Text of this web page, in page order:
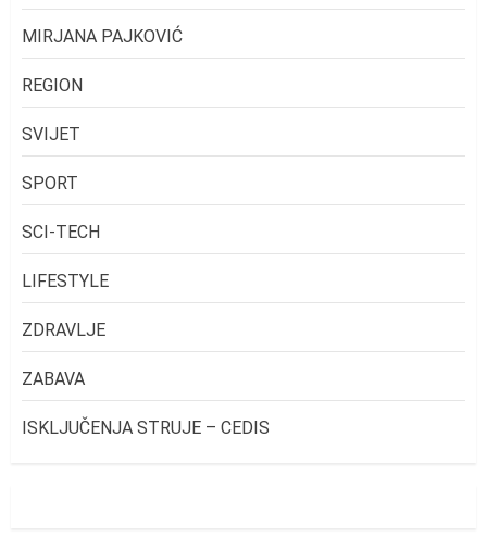
MIRJANA PAJKOVIĆ
REGION
SVIJET
SPORT
SCI-TECH
LIFESTYLE
ZDRAVLJE
ZABAVA
ISKLJUČENJA STRUJE – CEDIS